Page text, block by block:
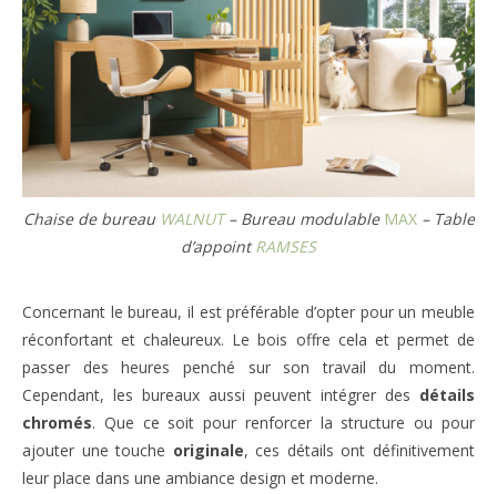
Chaise de bureau WALNUT– Bureau modulable MAX – Table
d’appointRAMSES
Concernant le bureau, il est préférable d’opter pour un meuble
réconfortant et chaleureux. Le bois offre cela et permet de
passer des heures penché sur son travail du moment.
Cependant, les bureaux aussi peuvent intégrer des détails
chromés. Que ce soit pour renforcer la structure ou pour
ajouter une touche originale, ces détails ont définitivement
leur place dans une ambiance design et moderne.